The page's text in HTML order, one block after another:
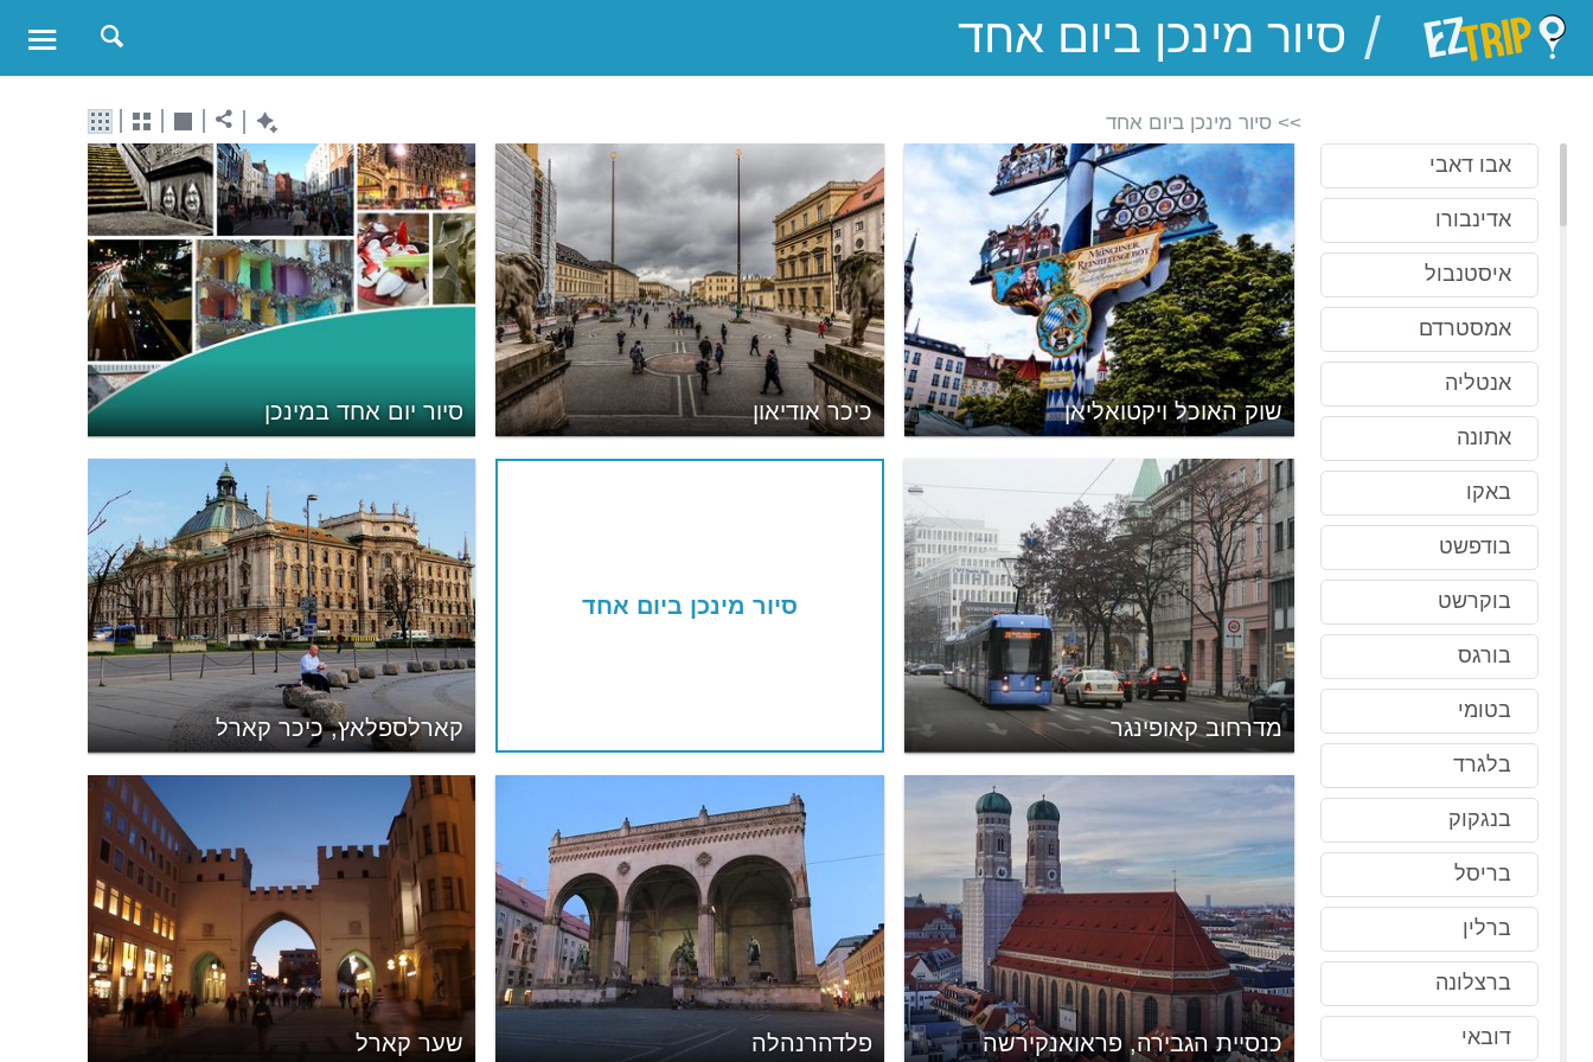
EZTrip
/
אבו דאבי
אדינבורו
איסטנבול
אמסטרדם
אנטליה
אתונה
באקו
בודפשט
בוקרשט
בורגס
בטומי
בלגרד
בנגקוק
בריסל
ברלין
ברצלונה
דובאי
>> סיור מינכן ביום אחד
סיור יום אחד במינכן כיכר אודיאון שוק האוכל ויקטואליאן
קארלספלאץ, כיכר קארל
סיור מינכן ביום אחד
מדרחוב קאופינגר
שער קארל פלדהרנהלה כנסיית הגבירה, פראואנקירשה